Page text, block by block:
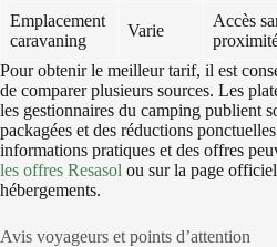
Emplacement
caravaning
Varie
Accès
Pour obtenir le meilleur tarif, il est
de comparer plusieurs sources. Les
les gestionnaires du camping publient
packagées et des réductions
informations pratiques et des offres
les offres Resasol ou sur la page
hébergements.
Avis voyageurs et points d’attention